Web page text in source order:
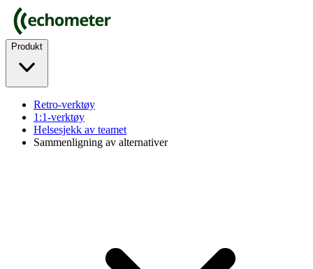
Produkt
Retro-verktøy
1:1-verktøy
Helsesjekk av teamet
Sammenligning av alternativer